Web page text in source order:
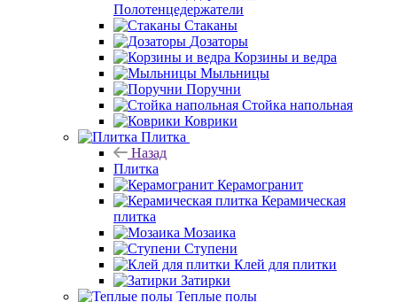
Полотенцедержатели
Стаканы
Дозаторы
Корзины и ведра
Мыльницы
Поручни
Стойка напольная
Коврики
Плитка
Назад
Плитка
Керамогранит
Керамическая
плитка
Мозаика
Ступени
Клей для плитки
Затирки
Теплые полы